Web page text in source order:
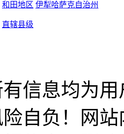
和田地区 伊犁哈萨克自治州
直辖县级
信息均为
自负！网